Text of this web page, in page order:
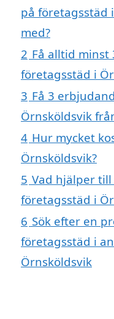
på företagsstäd
med?
2 Få alltid
företagsstäd i
3 Få 3
Örnsköldsvik
4 Hur mycket
Örnsköldsvik?
5 Vad hjälper
företagsstäd i
6 Sök efter en
företagsstäd i
Örnsköldsvik